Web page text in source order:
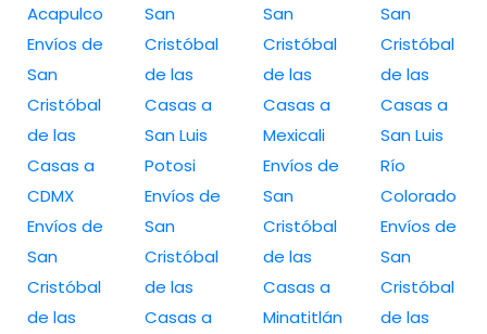
Acapulco
Envíos de
San
Cristóbal
de las
Casas a
CDMX
Envíos de
San
Cristóbal
de las
San
Cristóbal
de las
Casas a
San Luis
Potosi
Envíos de
San
Cristóbal
de las
Casas a
San
Cristóbal
de las
Casas a
Mexicali
Envíos de
San
Cristóbal
de las
Casas a
Minatitlán
San
Cristóbal
de las
Casas a
San Luis
Río
Colorado
Envíos de
San
Cristóbal
de las